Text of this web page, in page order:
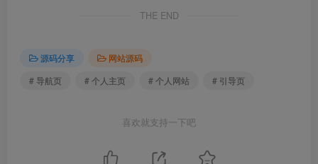
THE END
源码分享
网站源码
# 导航页
# 个人主页 # 个人网站 # 引导页
喜欢就支持一下吧